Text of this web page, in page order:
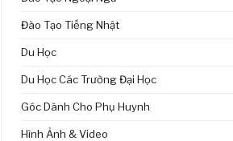
Đào Tạo Tiếng Nhật
Du Học
Du Học Các Trường Đại Học
Góc Dành Cho Phụ Huynh
Hình Ảnh & Video